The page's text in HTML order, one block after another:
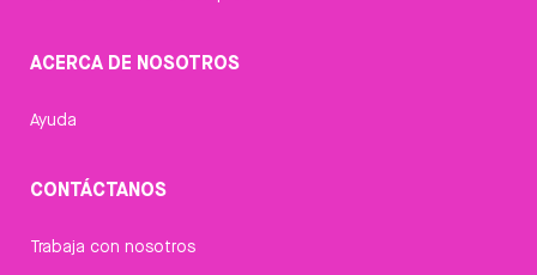
ACERCA DE NOSOTROS
Ayuda
CONTÁCTANOS
Trabaja con nosotros